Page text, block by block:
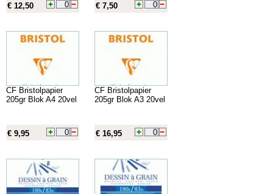
€ 12,50 € 7,50
CF Bristolpapier
205gr Blok A4 20vel
€ 9,95
CF Bristolpapier
205gr Blok A3 20vel
€ 16,95